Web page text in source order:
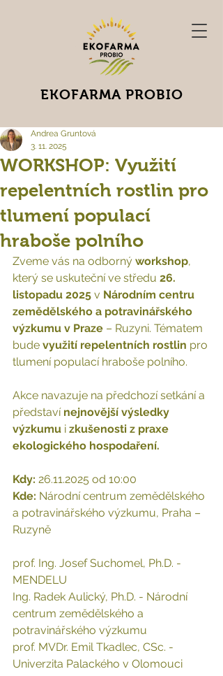
EKOFARMA PROBIO
WORKSHOP: Využití
repelentních rostlin pro
tlumení populací
hraboše polního
Andrea Gruntová
3. 11. 2025
Zveme vás na odborný workshop,
který se uskuteční ve středu 26.
listopadu 2025 v Národním centru
zemědělského a potravinářského
výzkumu v Praze – Ruzyni. Tématem
bude využití repelentních rostlin pro
tlumení populací hraboše polního.
Akce navazuje na předchozí setkání a
představí nejnovější výsledky
výzkumu i zkušenosti z praxe
ekologického hospodaření.
Kdy: 26.11.2025 od 10:00
Kde: Národní centrum zemědělského
a potravinářského výzkumu, Praha –
Ruzyně
prof. Ing. Josef Suchomel, Ph.D. -
MENDELU
Ing. Radek Aulický, Ph.D. - Národní
centrum zemědělského a
potravinářského výzkumu
prof. MVDr. Emil Tkadlec, CSc. -
Univerzita Palackého v Olomouci